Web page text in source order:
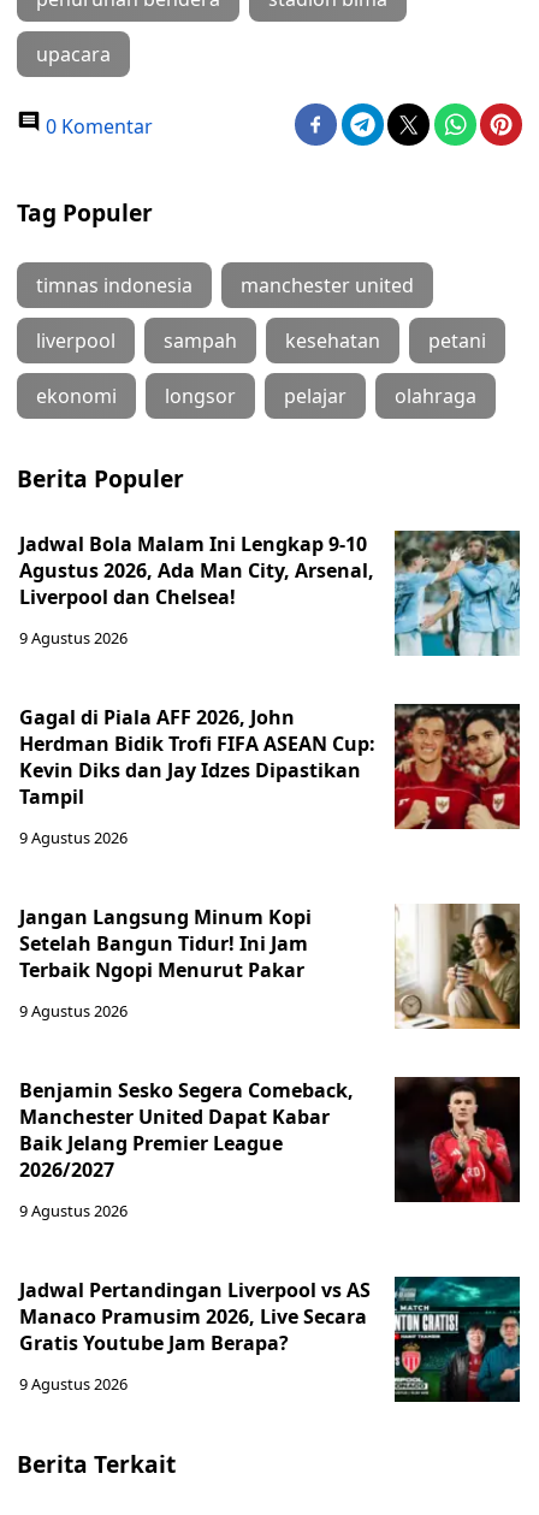
upacara
0 Komentar
Tag Populer
timnas indonesia manchester united
liverpool sampah kesehatan petani
ekonomi longsor pelajar olahraga
Berita Populer
Jadwal Bola Malam Ini Lengkap 9-10
Agustus 2026, Ada Man City, Arsenal,
Liverpool dan Chelsea!
9 Agustus 2026
Gagal di Piala AFF 2026, John
Herdman Bidik Trofi FIFA ASEAN Cup:
Kevin Diks dan Jay Idzes Dipastikan
Tampil
9 Agustus 2026
Jangan Langsung Minum Kopi
Setelah Bangun Tidur! Ini Jam
Terbaik Ngopi Menurut Pakar
9 Agustus 2026
Benjamin Sesko Segera Comeback,
Manchester United Dapat Kabar
Baik Jelang Premier League
2026/2027
9 Agustus 2026
Jadwal Pertandingan Liverpool vs AS
Manaco Pramusim 2026, Live Secara
Gratis Youtube Jam Berapa?
9 Agustus 2026
Berita Terkait